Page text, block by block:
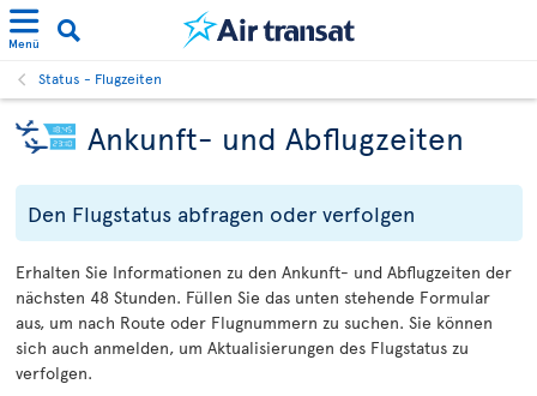
Menü
Status - Flugzeiten
Ankunft- und Abflugzeiten
Den Flugstatus abfragen oder verfolgen
Erhalten Sie Informationen zu den Ankunft- und Abflugzeiten der
nächsten 48 Stunden. Füllen Sie das unten stehende Formular
aus, um nach Route oder Flugnummern zu suchen. Sie können
sich auch anmelden, um Aktualisierungen des Flugstatus zu
verfolgen.